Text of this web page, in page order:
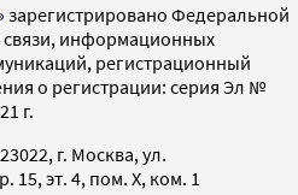
зарегистрировано Федеральной
связи, информационных
регистрационный
о регистрации: серия Эл №
г.
г. Москва, ул.
15, эт. 4, пом. X, ком. 1